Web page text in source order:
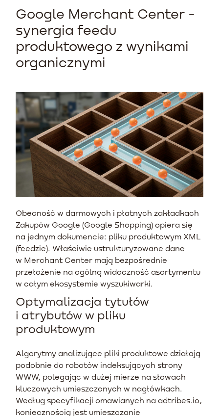
Google Merchant Center -
synergia feedu
produktowego z wynikami
organicznymi
Obecność w darmowych i płatnych zakładkach
Zakupów Google (Google Shopping) opiera się
na jednym dokumencie: pliku produktowym XML
(feedzie). Właściwie ustrukturyzowane dane
w Merchant Center mają bezpośrednie
przełożenie na ogólną widoczność asortymentu
w całym ekosystemie wyszukiwarki.
Optymalizacja tytułów
i atrybutów w pliku
produktowym
Algorytmy analizujące pliki produktowe działają
podobnie do robotów indeksujących strony
WWW, polegając w dużej mierze na słowach
kluczowych umieszczonych w nagłówkach.
Według specyfikacji omawianych na adtribes.io,
koniecznością jest umieszczanie